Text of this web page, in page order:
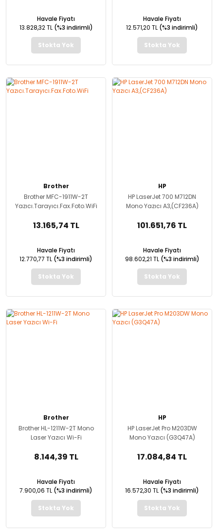
Havale Fiyatı
13.828,32 TL (%3 indirimli)
Stokta Yok
Havale Fiyatı
12.571,20 TL (%3 indirimli)
Stokta Yok
Brother
Brother MFC-1911W-2T
Yazıcı.Tarayıcı.Fax.Foto.WiFi
13.165,74 TL
Havale Fiyatı
12.770,77 TL (%3 indirimli)
Stokta Yok
HP
HP LaserJet 700 M712DN
Mono Yazıcı A3,(CF236A)
101.651,76 TL
Havale Fiyatı
98.602,21 TL (%3 indirimli)
Stokta Yok
Brother
Brother HL-1211W-2T Mono
Laser Yazıcı Wi-Fi
8.144,39 TL
Havale Fiyatı
7.900,06 TL (%3 indirimli)
Stokta Yok
HP
HP LaserJet Pro M203DW
Mono Yazıcı (G3Q47A)
17.084,84 TL
Havale Fiyatı
16.572,30 TL (%3 indirimli)
Stokta Yok